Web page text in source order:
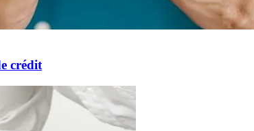
crédit